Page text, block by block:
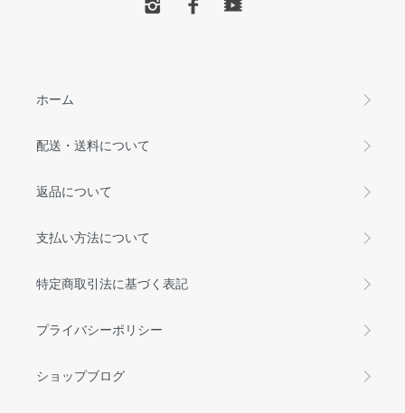
ホーム
配送・送料について
返品について
支払い方法について
特定商取引法に基づく表記
プライバシーポリシー
ショップブログ